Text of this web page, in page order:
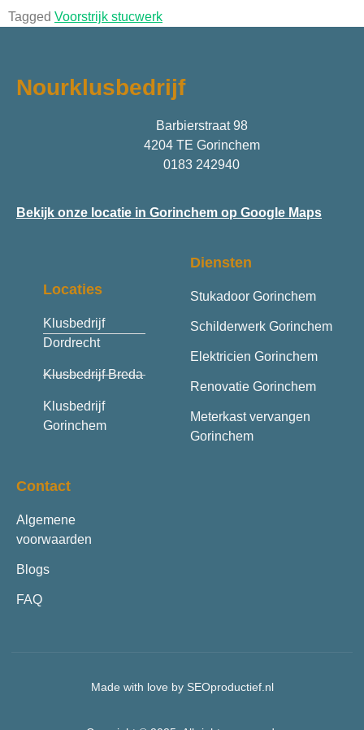
Tagged Voorstrijk stucwerk
Nourklusbedrijf
Barbierstraat 98
4204 TE Gorinchem
0183 242940
Bekijk onze locatie in Gorinchem op Google Maps
Locaties
Klusbedrijf
Dordrecht
Klusbedrijf Breda
Klusbedrijf
Gorinchem
Diensten
Stukadoor Gorinchem
Schilderwerk Gorinchem
Elektricien Gorinchem
Renovatie Gorinchem
Meterkast vervangen
Gorinchem
Contact
Algemene
voorwaarden
Blogs
FAQ
Made with love by SEOproductief.nl